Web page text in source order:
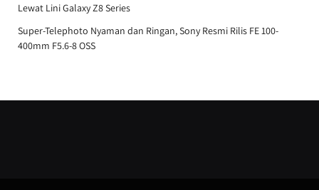
Lewat Lini Galaxy Z8 Series
Super-Telephoto Nyaman dan Ringan, Sony Resmi Rilis FE 100-
400mm F5.6-8 OSS